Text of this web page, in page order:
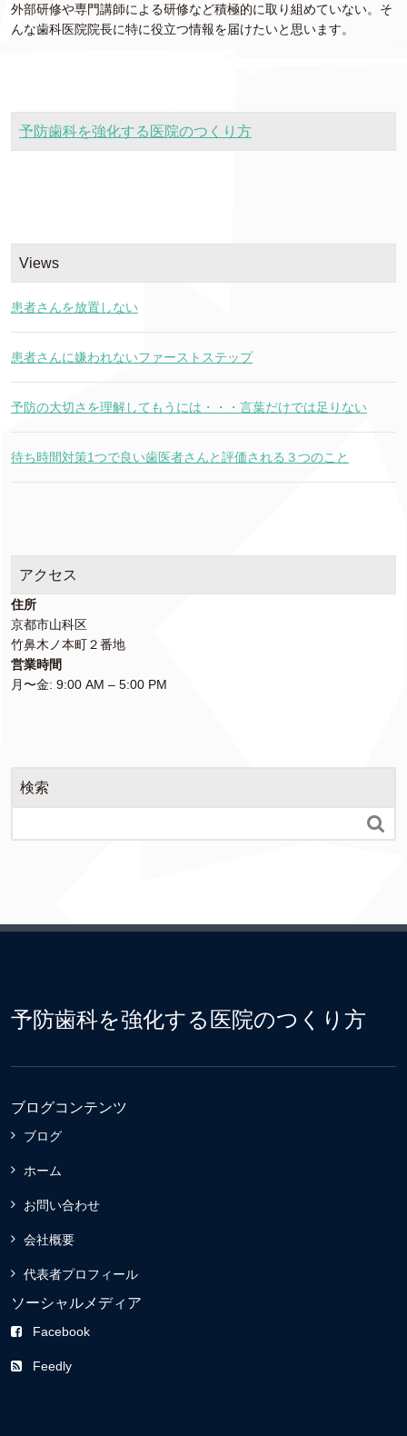
外部研修や専門講師による研修など積極的に取り組めていない。そ
んな歯科医院院長に特に役立つ情報を届けたいと思います。
予防歯科を強化する医院のつくり方
Views
患者さんを放置しない
患者さんに嫌われないファーストステップ
予防の大切さを理解してもうには・・・言葉だけでは足りない
待ち時間対策1つで良い歯医者さんと評価される３つのこと
アクセス
住所
京都市山科区
竹鼻木ノ本町２番地
営業時間
月〜金: 9:00 AM – 5:00 PM
検索

予防歯科を強化する医院のつくり方
ブログコンテンツ
ブログ
ホーム
お問い合わせ
会社概要
代表者プロフィール
ソーシャルメディア
Facebook
Feedly